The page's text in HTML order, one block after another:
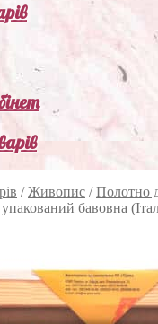
/Живопис /Полотно
бавовна